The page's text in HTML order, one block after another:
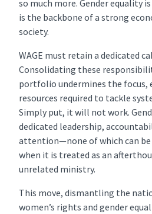
so much more. Gender equality
is the backbone of a strong
society.
WAGE must retain a dedicated
Consolidating these
portfolio undermines the focus,
resources required to tackle
Simply put, it will not work.
dedicated leadership,
attention—none of which can be
when it is treated as an
unrelated ministry.
This move, dismantling the
women’s rights and gender